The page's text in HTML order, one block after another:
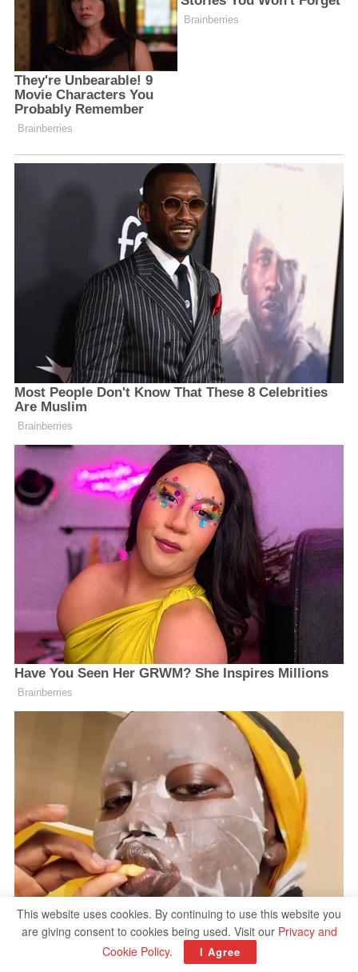
This website uses cookies. By continuing to use this website you
are giving consent to cookies being used. Visit our Privacy and
Cookie Policy. I Agree